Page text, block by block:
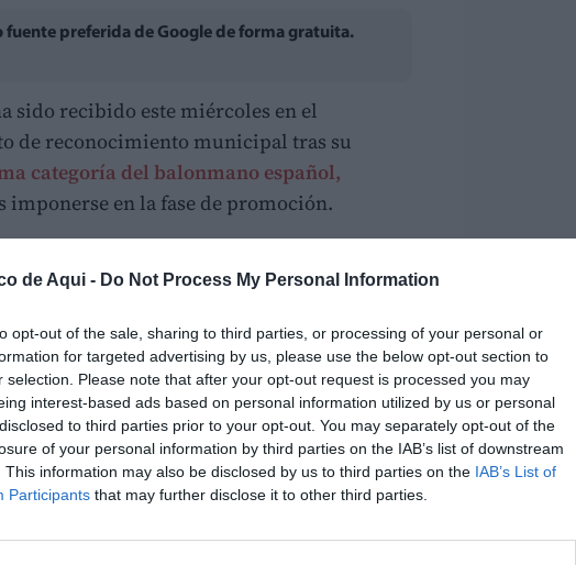
de Aqui - Do Not Process My Personal Information
opt-out of the sale, sharing to third parties, or processing of your personal or
for targeted advertising by us, please use the below opt-out section to
selection. Please note that after your opt-out request is processed you may
interest-based ads based on personal information utilized by us or personal
to third parties prior to your opt-out. You may separately opt-out of the
of your personal information by third parties on the IAB’s list of downstream
This information may also be disclosed by us to third parties on the IAB’s List of
Participants that may further disclose it to other third parties.
fuente preferida de Google de forma gratuita.
sido recibido este miércoles en el
de reconocimiento municipal tras su
categoría del balonmano español,
imponerse en la fase de promoción.
con una ajustada victoria en la final
17), en una temporada especialmente
año del 75 aniversario
regular ensegunda posición, lo que le
en el Pabellón Polideportivo Puerto de
superó al SCDR Anaitasuna por 28-24,
hizo lo propio frente al Club Balonmano